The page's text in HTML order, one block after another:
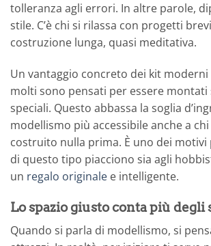
tolleranza agli errori. In altre parole,
stile. C’è chi si rilassa con progetti
costruzione lunga, quasi meditativa.
Un vantaggio concreto dei kit moderni
molti sono pensati per essere
speciali. Questo abbassa la soglia
modellismo più accessibile anche a
costruito nulla prima. È uno dei
di questo tipo piacciono sia agli
un regalo originale e intelligente.
Lo spazio giusto conta più
Quando si parla di modellismo, si